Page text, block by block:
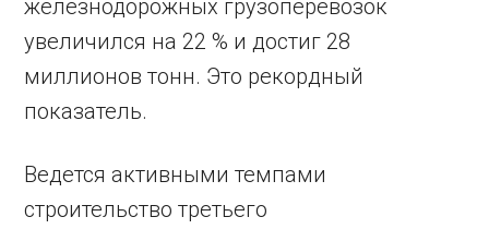
железнодорожных грузоперевозок
увеличился на 22 % и достиг 28
миллионов тонн. Это рекордный
показатель.
Ведется активными темпами
строительство третьего